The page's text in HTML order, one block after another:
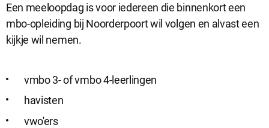
Een meeloopdag is voor iedereen die binnenkort een
mbo-opleiding bij Noorderpoort wil volgen en alvast een
kijkje wil nemen.
vmbo 3- of vmbo 4-leerlingen
havisten
vwo'ers